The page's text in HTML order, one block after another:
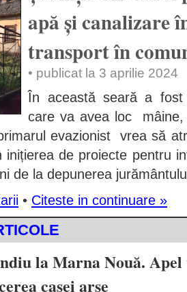
apă și canalizare
transport în
• publicat la 3 aprilie 2024
În această seară a fost
care va avea loc
evazionist vrea să
inițierea de proiecte pentru
de la depunerea
• Citeste in continuare »
la Marna Nouă.
casei arse